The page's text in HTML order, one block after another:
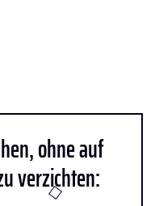
ohne auf
verzichten: